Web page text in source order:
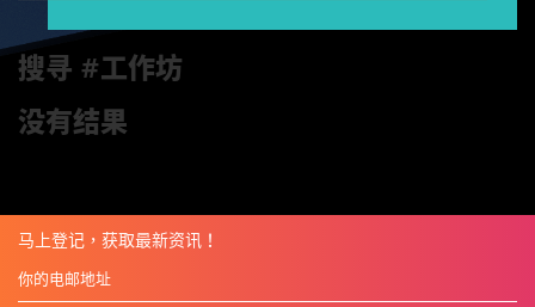
搜寻 #工作坊
没有结果
马上登记，获取最新资讯！